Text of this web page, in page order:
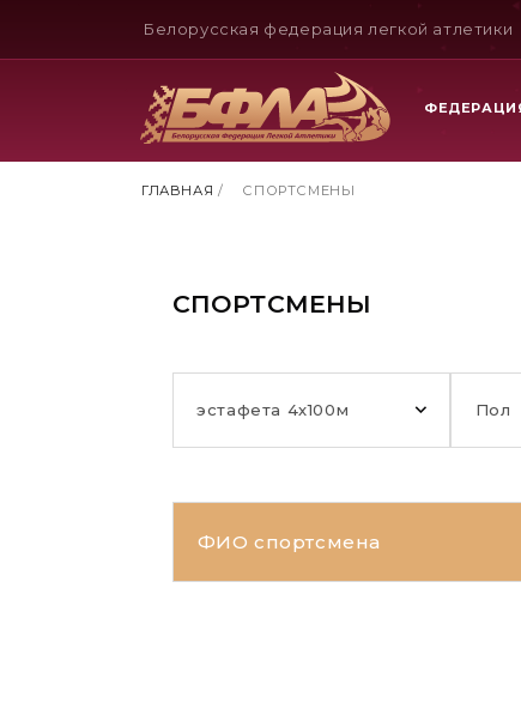
Белорусская федерация легкой атлетики
ГЛАВНАЯ / СПОРТСМЕНЫ
СПОРТСМЕНЫ
эстафета 4х100м Пол
ФИО спортсмена